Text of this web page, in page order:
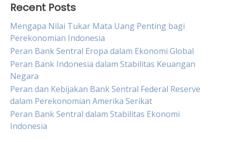
Recent Posts
Mengapa Nilai Tukar Mata Uang Penting bagi
Perekonomian Indonesia
Peran Bank Sentral Eropa dalam Ekonomi Global
Peran Bank Indonesia dalam Stabilitas Keuangan
Negara
Peran dan Kebijakan Bank Sentral Federal Reserve
dalam Perekonomian Amerika Serikat
Peran Bank Sentral dalam Stabilitas Ekonomi
Indonesia